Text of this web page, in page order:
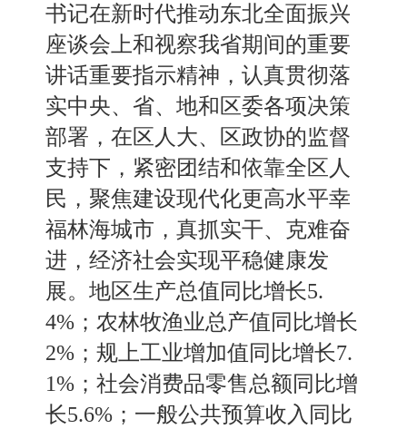
书记在新时代推动东北全面振兴
座谈会上和视察我省期间的重要
讲话重要指示精神，认真贯彻落
实中央、 省、 地和区委各项决策
部署，在区人大、
区政协的监督
支持下，紧密团结和依靠全区人
民， 聚焦建设现代化更高水平幸
福林海城市，真抓实干、 克难奋
进，经济社会实现平稳健康发
展。 地区生产总值同比增长5.
4%；农林牧渔业总产值同比增长
2%；规上工业增加值同比增长7.
1%；社会消费品零售总额同比增
长5.6%；一般公共预算收入同比